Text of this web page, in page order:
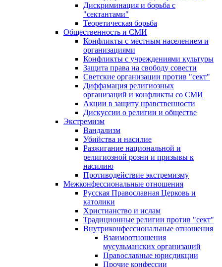
Дискриминация и борьба с
"сектантами"
Теоретическая борьба
Общественность и СМИ
Конфликты с местным населением и
организациями
Конфликты с учреждениями культуры
Защита права на свободу совести
Светские организации против "сект"
Диффамация религиозных
организаций и конфликты со СМИ
Акции в защиту нравственности
Дискуссии о религии и обществе
Экстремизм
Вандализм
Убийства и насилие
Разжигание национальной и
религиозной розни и призывы к
насилию
Противодействие экстремизму
Межконфессиональные отношения
Русская Православная Церковь и
католики
Христианство и ислам
Традиционные религии против "сект"
Внутриконфессиональные отношения
Взаимоотношения
мусульманских организаций
Православные юрисдикции
Прочие конфессии